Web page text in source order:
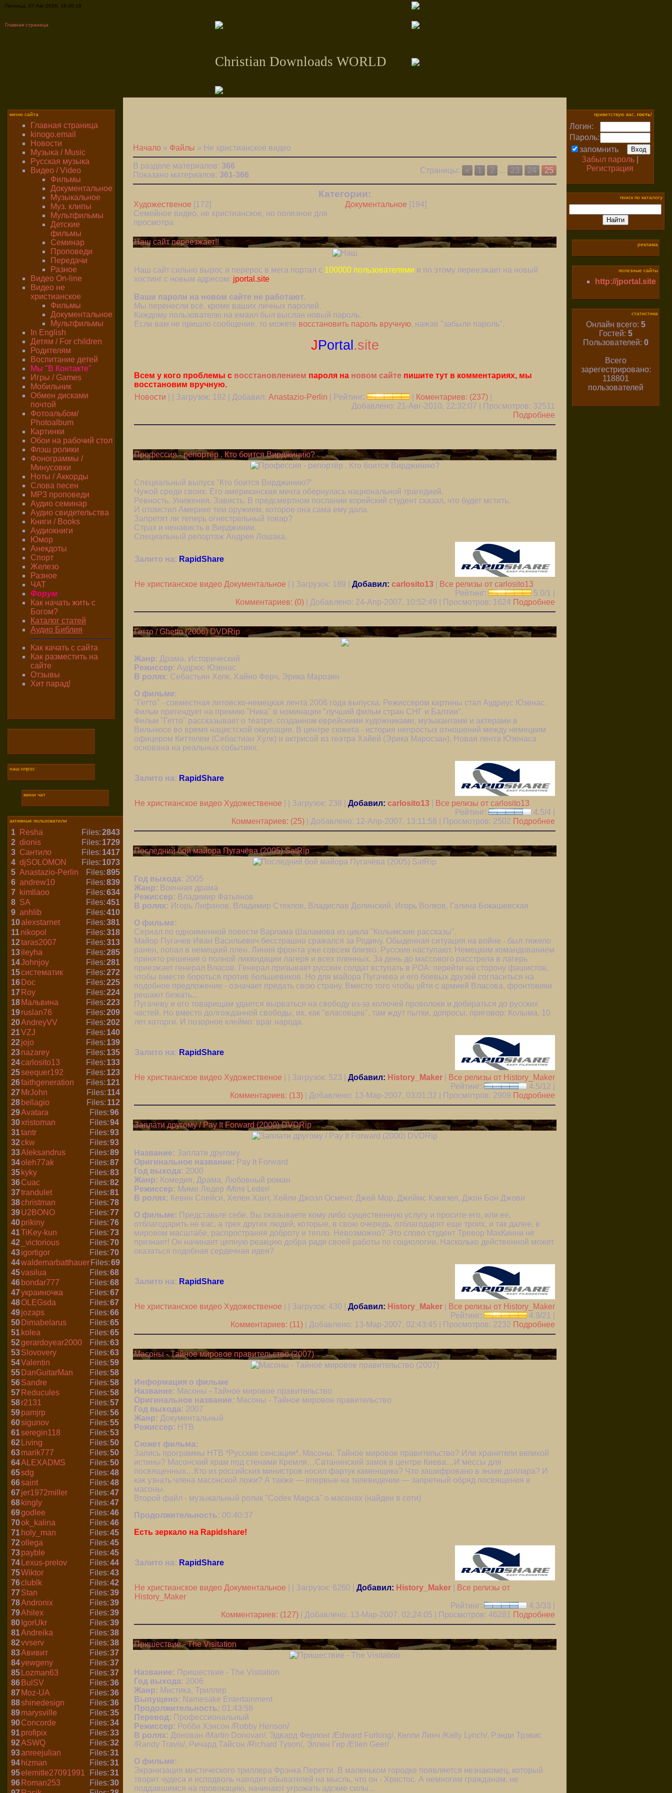
Пятница, 07-Авг-2026, 18:00:19
Главная страница
Christian Downloads WORLD
меню сайта
Главная страница
kinogo.email
Новости
Музыка / Music
Русская музыка
Видео / Video
Фильмы
Документальное
Музыкальное
Муз. клипы
Мультфильмы
Детские
фильмы
Семинар
Проповеди
Передачи
Разное
Видео On-line
Видео не
христианское
Фильмы
Документальное
Мультфильмы
In English
Детям / For children
Родителям
Воспитание детей
Мы "В Контакте"
Игры / Games
Мобильник
Обмен дисками
почтой
Фотоальбом/
Photoalbum
Картинки
Обои на рабочий стол
Флэш ролики
Фонограммы /
Минусовки
Ноты / Аккорды
Слова песен
MP3 проповеди
Аудио семинар
Аудио свидетельства
Книги / Books
Аудиокниги
Юмор
Анекдоты
Спорт
Железо
Разное
ЧАТ
Форум
Как начать жить с
Богом?
Каталог статей
Аудио Библия
Как качать с сайта
Как разместить на
сайте
Отзывы
Хит парад!
наш опрос
мини чат
активные пользователи
1 Resha Files:2843
2 dionis Files: 1729
3 Сантило Files: 1417
4 djSOLOMON Files: 1073
5 Anastazio-Perlin Files:895
6 andrew10 Files:839
7 kimllaoo Files:634
8 SA Files:451
9 anhlib Files:410
10alexstarnet Files:381
11nikopol Files:318
12taras2007 Files:313
13ileyha Files:285
14Johnjoy Files:281
15систематик Files:272
16 Doc Files:225
17 Roy Files:224
18 Мальвина Files:223
19ruslan76 Files:209
20AndreyVV Files:202
21VZJ Files: 140
22jojo Files: 139
23nazarey Files: 135
24carlosito13 Files: 133
25seequer192 Files: 123
26faithgeneration Files: 121
27 MrJohn Files: 114
28 bellagio Files: 112
29Avatara Files:96
30xristoman Files:94
31tantr Files:93
32ckw Files:93
33Aleksandrus Files:89
34oleh77ak Files:87
35 kyky Files:83
36Cuac Files:82
37trandulet Files:81
38christman Files:78
39U2BONO Files:77
40prikiny Files:76
41TiKey-kun Files:73
42
_victorious Files:70
43igortigor Files:70
44waldemarbatthauer Files:69
45vasilua Files:68
46 bondar777 Files:68
47украиночка Files:67
48OLEGsda Files:67
49jozaps Files:66
50 Dimabelarus Files:65
51 kolea Files:65
52gerardoyear2000 Files:63
53Slovovery Files:63
54Valentin Files:59
55 DanGuitarMan Files:58
56Sandre Files:58
57 Reducules Files:58
58r2131 Files:57
59pamjrp Files:56
60sigunov Files:55
61seregin118 Files:53
62 Living Files:50
63marik777 Files:50
64ALEXADMS Files:50
65sdg Files:48
66saint Files:48
67jer1972miller Files:47
68 kingly Files:47
69godlee Files:46
70ok_kalina Files:46
71 holy_man Files:45
72ollega Files:45
73payble Files:45
74 Lexus-prelov Files:44
75Wiktor Files:43
76clublk Files:42
77Stan Files:39
78Andronix Files:39
79Ahilex Files:39
80 IgorUkr Files:39
81Andreika Files:38
82vvserv Files:38
83Авивит Files:37
84yewgeny Files:37
85 Lozman63 Files:37
86 BulSV Files:36
87 Moz-UA Files:36
88shinedesign Files:36
89marysville Files:35
90Concorde Files:34
91profipix Files:33
92ASWQ Files:32
93anreejulian Files:31
94 hizman Files:31
95elemitle27091991 Files:31
96 Roman253 Files:30
Начало » Файлы » Не христианское видео
В разделе материалов: 366
Показано материалов: 361-366
Страницы: « 1 2 ... 23 24 25
Категории:
Художественое [172]
Семейное видео, не христианское, но полезное для
просмотра
Документальное [194]
Наш сайт переезжает!!
Наш сайт сильно вырос и перерос в мега портал с 100000 пользователями и по этому переезжает на новый
хостинг с новым адресом: jportal.site
Ваши пароли на новом сайте не работают.
Мы перенесли всё, кроме ваших личных паролей.
Каждому пользователю на емаил был выслан новый пароль.
Если вам не пришло сообщение, то можете восстановить пароль вручную, нажав "забыли пароль".
JPortal .site
Всем у кого проблемы с восстановлением пароля на новом сайте пишите тут в комментариях, мы
восстановим вручную.
Новости | | Загрузок: 192 | Добавил: Anastazio-Perlin | Рейтинг: Коментариев: (237)
Добавлено: 21-Авг-2010, 22:32:07 | Просмотров: 32511
Подробнее
Профессия - репортёр . Кто боится Вирджинию?
Специальный выпуск "Кто боится Вирджинию?"
Чужой среди своих. Его американская мечта обернулась национальной трагедией.
Ревность. Унижения. Зависть. В предсмертном послании корейский студент сказал, что будет мстить.
И отомстил Америке тем оружием, которое она сама ему дала.
Запретят ли теперь огнестрельный товар?
Страх и ненависть в Вирджинии.
Специальный репортаж Андрея Лошака.
Залито на: RapidShare
Не христианское видео Документальное | | Загрузок: 189 Добавил: carlosito13
Все релизы от carlosito13
Рейтинг:
5.0/1 |
Комментариев: (0) | Добавлено: 24-Апр-2007, 10:52:49 | Просмотров: 1624 Подробнее
Гетто / Ghetto (2006) DVDRip
Жанр: Драма, Исторический
Режиссер: Аудрюс Юзенас
В ролях: Себастьян Хелк, Хайно Ферч, Эрика Марозян
О фильме:
"Гетто" - совместная литовско-немецкая лента 2006 года выпуска. Режиссером картины стал Аудриус Юзенас.
Фильм претендует на премию "Ника" в номинации "лучший фильм стран СНГ и Балтии".
Фильм "Гетто" рассказывает о театре, созданном еврейскими художниками, музыкантами и актерами в
Вильнюсе во время нацистской оккупации. В центре сюжета - история непростых отношений между немецким
офицером Киттелем (Себастиан Хулк) и актрисой из театра Хайей (Эрика Маросзан). Новая лента Юзенаса
основана на реальных событиях.
Залито на: RapidShare
Не христианское видео Художественое | | Загрузок: 238 Добавил: carlosito13
Все релизы от carlosito13
Рейтинг:
4.5/4 |
Комментариев: (25) | Добавлено: 12-Апр-2007, 13:11:58 | Просмотров: 2502 Подробнее
Последний бой майора Пугачёва (2005) SatRip
Год выхода: 2005
Жанр: Военная драма
Режиссер: Владимир Фатьянов
В ролях: Игорь Лифанов, Владимир Стеклов, Владислав Долинский, Игорь Волков, Галина Бокашевская
О фильме:
Сериал по одноименной повести Варлама Шаламова из цикла "Колымские рассказы".
Майор Пугачев Иван Васильевич бесстрашно сражался за Родину. Обыденная ситуация на войне - был тяжело
ранен, попал в немецкий плен. Линия фронта уже совсем близко. Русские наступают. Немецким командованием
принято решение о полной ликвидации лагеря и всех пленных. За день до массового расстрела в лагерь
приезжает генерал Власов. Генерал призывает русских солдат вступать в РОА: перейти на сторону фашистов,
чтобы вместе бороться против большевиков. Но для майора Пугачева и его боевых друзей согласиться на
подобное предложение - означает предать свою страну. Вместо того чтобы уйти с армией Власова, фронтовики
решают бежать...
Пугачеву и его товарищам удается вырваться на свободу из-за колючей проволоки и добираться до русских
частей. Но вместо долгожданной свободы, их, как "власовцев", там ждут пытки, допросы, приговор: Колыма, 10
лет каторги. И позорное клеймо: враг народа.
Залито на: RapidShare
Не христианское видео Художественое | | Загрузок: 523 Добавил: History_Maker
Все релизы от History_Maker
Рейтинг:
4.5/12 |
Комментариев: (13) | Добавлено: 13-Мар-2007, 03:01:32 | Просмотров: 2909 Подробнее
Заплати другому / Pay It Forward (2000) DVDRip
Название: Заплати другому
Оригинальное название: Pay It Forward
Год выхода: 2000
Жанр: Комедия, Драма, Любовный роман
Режиссер: Мими Ледер /Mimi Leder/
В ролях: Кевин Спейси, Хелен Хант, Хейли Джоэл Осмент, Джей Мор, Джеймс Кэвизел, Джон Бон Джови
О фильме: Представьте себе. Вы оказываете кому либо существенную услугу и просите его, или ее,
отблагодарить не вас, а трех других людей, которые, в свою очередь, отблагодарят еще троих, и так далее, в
мировом масштабе, распространяя доброту и тепло. Невозможно? Это слово студент Тревор МакКинни не
признает! Он начинает цепную реакцию добра ради своей работы по социологии. Насколько действенной может
оказаться подобная сердечная идея?
Залито на: RapidShare
Не христианское видео Художественое | | Загрузок: 430 Добавил: History_Maker
Все релизы от History_Maker
Рейтинг:
4.9/21 |
Комментариев: (11) | Добавлено: 13-Мар-2007, 02:43:45 | Просмотров: 2232 Подробнее
Масоны - Тайное мировое правительство (2007)
Информация о фильме
Название: Масоны - Тайное мировое правительство
Оригинальное название: Масоны - Тайное мировое правительство
Год выхода: 2007
Жанр: Документальный
Режиссер: НТВ
Сюжет фильма:
Запись программы НТВ *Русские сенсации*. Масоны. Тайное мировое правительство? Или хранители великой
истины? Масонский храм под стенами Кремля…Сатанинский замок в центре Киева…И мессы для
посвященных…Кто из российских министров носил фартук каменщика? Что зашифровано в знаке доллара? И
как узнать члена масонской ложи? А также — впервые на телевидении — запретный обряд посвящения в
масоны.
Второй файл - музыкальный ролик "Codex Magica" о маcонax (найден в сети)
Продолжительность: 00:40:37
Есть зеркало на Rapidshare!
Залито на: RapidShare
Не христианское видео Документальное | | Загрузок: 6260 Добавил: History_Maker
Все релизы от
History_Maker
Рейтинг:
4.3/33 |
Комментариев: (127) | Добавлено: 13-Мар-2007, 02:24:05 | Просмотров: 46281 Подробнее
Пришествие - The Visitation
Название: Пришествие - The Visitation
Год выхода: 2006
Жанр: Мистика, Триллер
Выпущено: Namesake Entertainment
Продолжительность: 01:43:58
Перевод: Профессиональный
Режиссер: Робби Хэнсон /Robby Henson/
В ролях: Донован /Martin Donovan/, Эдвард Ферлонг /Edward Furlong/, Келли Линч /Kelly Lynch/, Рэнди Трэвис
/Randy Travis/, Ричард Тайсон /Richard Tyson/, Эллен Гир /Ellen Geer/
О фильме:
Экранизация мистического триллера Фрэнка Перетти. В маленьком городке появляется незнакомец, который
творит чудеса и исподволь наводит обывателей на мысль, что он - Христос. А немногим гражданам, не
поддавшимся на провокацию, начинают угрожать адские силы...
приветствую вас, гость!
Логин:
Пароль:
запомнить
Забыл пароль
Регистрация
поиск по каталогу
реклама
полезные сайты
http://jportal.site
статистика
Онлайн всего: 5
Гостей: 5
Пользователей: 0
Всего
зарегестрировано:
118801
пользователей